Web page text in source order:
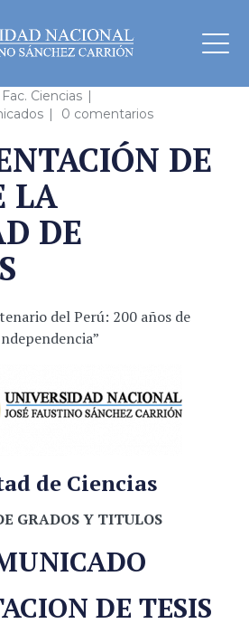
Fac. Ciencias
0 comentarios
DE
LA
DE
del Perú: 200 años de
de Ciencias
GRADOS Y TITULOS
DE TESIS
herramientas